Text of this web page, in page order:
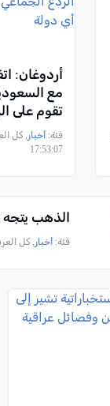
أردوغان:
مع
تقوم على
الجماعي
أي دولة
فئة: أخبار
17:53:07
الذهب يتجه
فئة: أخبار , كل العرب, 2026-08-07